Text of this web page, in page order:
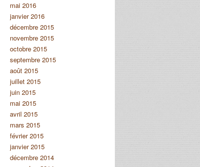
mai 2016
janvier 2016
décembre 2015
novembre 2015
octobre 2015
septembre 2015
août 2015
juillet 2015
juin 2015
mai 2015
avril 2015
mars 2015
février 2015
janvier 2015
décembre 2014